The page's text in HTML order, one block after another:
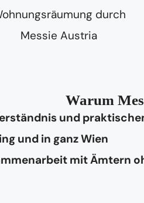
Warum
und
und in ganz Wien
mit Ämtern